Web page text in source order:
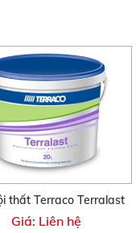
thất Terraco Terralast
Giá: Liên hệ